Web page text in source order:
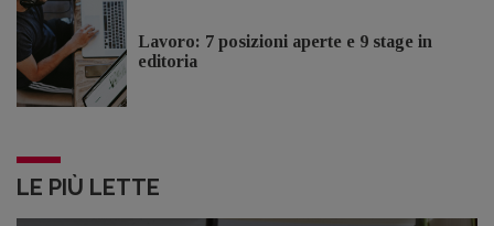
Lavoro: 7 posizioni aperte e 9 stage in
editoria
LE PIÙ LETTE